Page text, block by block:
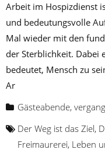
Arbeit im Hospizdienst
und bedeutungsvolle
Mal wieder mit den
der Sterblichkeit. Dabei
bedeutet, Mensch zu
Ar
Gästeabende,
Der Weg ist das Ziel,
Freimaurerei, Leben